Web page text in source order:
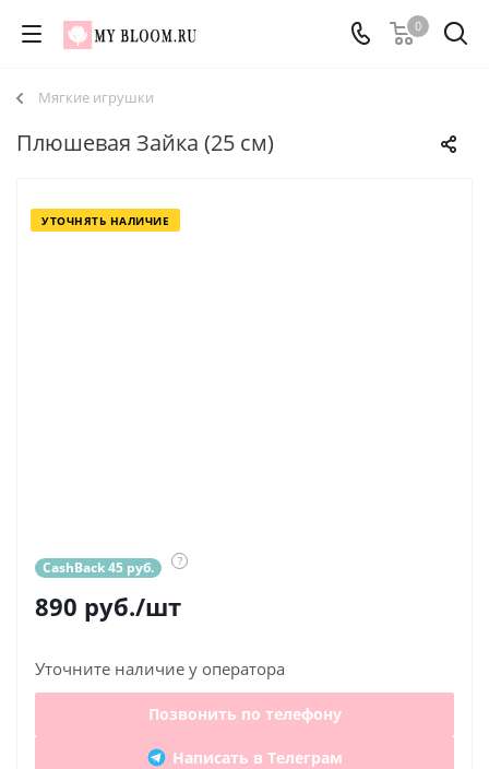
0
Мягкие игрушки
Плюшевая Зайка (25 см)
УТОЧНЯТЬ НАЛИЧИЕ
CashBack 45 руб. ?
890 руб./шт
Уточните наличие у оператора
Позвонить по телефону
Написать в Телеграм